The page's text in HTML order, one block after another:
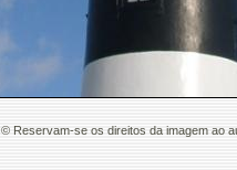
© Reservam-se os direitos da imagem ao